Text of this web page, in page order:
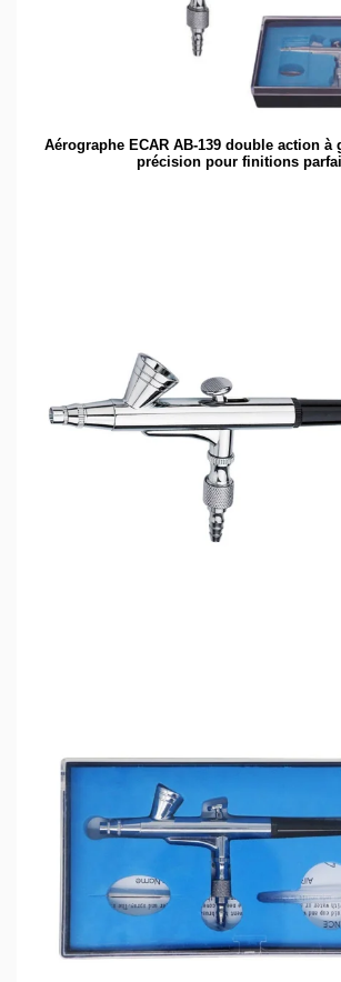
Aérographe ECAR AB-139 double action à
précision pour finitions